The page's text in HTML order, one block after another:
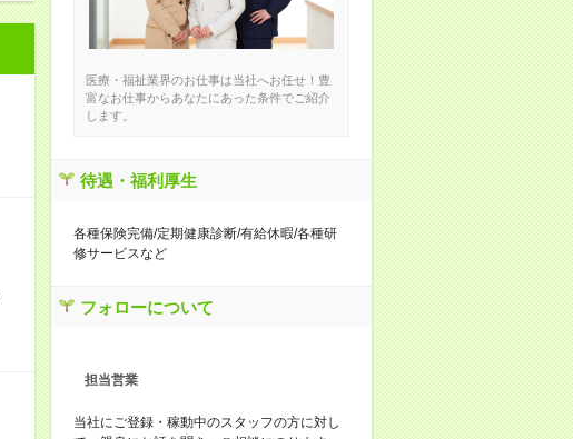
医療・福祉業界のお仕事は当社へお任せ！豊
富なお仕事からあなたにあった条件でご紹介
します。
待遇・福利厚生
各種保険完備/定期健康診断/有給休暇/各種研
修サービスなど
フォローについて
担当営業
当社にご登録・稼動中のスタッフの方に対し